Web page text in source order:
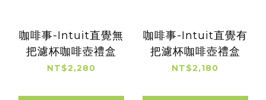
咖啡事-Intuit直覺無
把濾杯咖啡壺禮盒
NT$2,280
咖啡事-Intuit直覺有
把濾杯咖啡壺禮盒
NT$2,180